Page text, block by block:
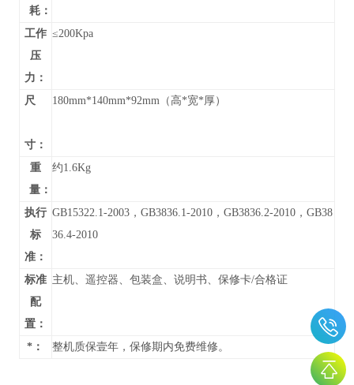
耗：
工作
压
力：
≤200Kpa
尺
寸：
180mm*140mm*92mm（高*宽*厚）
重
量：
约1.6Kg
执行
标
准：
GB15322.1-2003，GB3836.1-2010，GB3836.2-2010，GB38
36.4-2010
标准
配
置：
主机、遥控器、包装盒、说明书、保修卡/合格证
*： 整机质保壹年，保修期内免费维修。